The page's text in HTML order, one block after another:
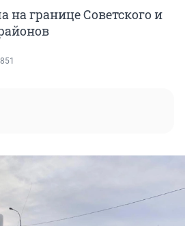
на границе Советского и